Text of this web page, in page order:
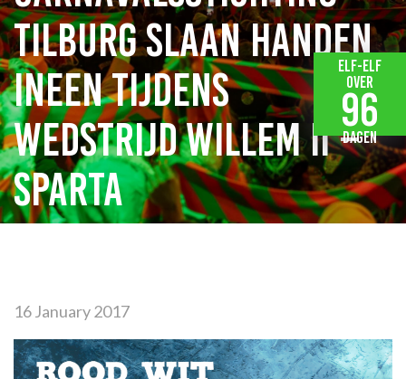
Tilburg slaan handen
ineen tijdens
wedstrijd Willem II –
Sparta
16 January 2017
Elf-elf
over
96
dagen